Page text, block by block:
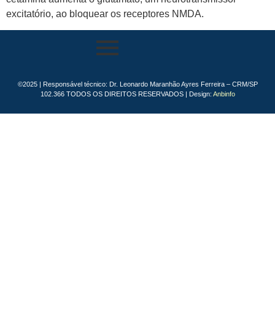
excitatório, ao bloquear os receptores NMDA.
©2025 | Responsável técnico: Dr. Leonardo Maranhão Ayres Ferreira – CRM/SP
102.366 TODOS OS DIREITOS RESERVADOS | Design: Anbinfo